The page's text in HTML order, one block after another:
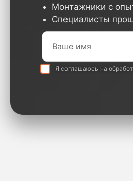
Монтажники с
Специалисты
Я соглашаюсь на